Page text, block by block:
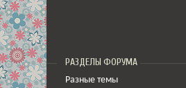
РАЗДЕЛЫ ФОРУМА
Разные темы